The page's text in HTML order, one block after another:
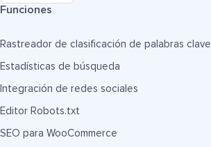
Funciones
Rastreador de clasificación de palabras clave
Estadísticas de búsqueda
Integración de redes sociales
Editor Robots.txt
SEO para WooCommerce